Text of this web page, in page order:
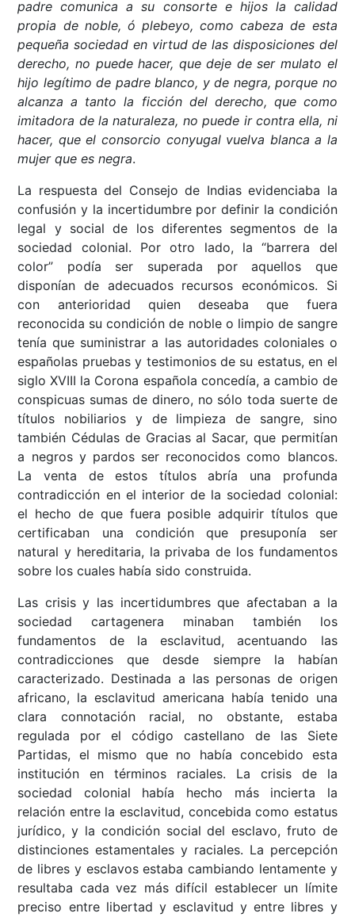
padre comunica a su consorte e hijos la calidad
propia de noble, ó plebeyo, como cabeza de esta
pequeña sociedad en virtud de las disposiciones del
derecho, no puede hacer, que deje de ser mulato el
hijo legítimo de padre blanco, y de negra, porque no
alcanza a tanto la ficción del derecho, que como
imitadora de la naturaleza, no puede ir contra ella, ni
hacer, que el consorcio conyugal vuelva blanca a la
mujer que es negra.
La respuesta del Consejo de Indias evidenciaba la
confusión y la incertidumbre por definir la condición
legal y social de los diferentes segmentos de la
sociedad colonial. Por otro lado, la “barrera del
color” podía ser superada por aquellos que
disponían de adecuados recursos económicos. Si
con anterioridad quien deseaba que fuera
reconocida su condición de noble o limpio de sangre
tenía que suministrar a las autoridades coloniales o
españolas pruebas y testimonios de su estatus, en el
siglo XVIII la Corona española concedía, a cambio de
conspicuas sumas de dinero, no sólo toda suerte de
títulos nobiliarios y de limpieza de sangre, sino
también Cédulas de Gracias al Sacar, que permitían
a negros y pardos ser reconocidos como blancos.
La venta de estos títulos abría una profunda
contradicción en el interior de la sociedad colonial:
el hecho de que fuera posible adquirir títulos que
certificaban una condición que presuponía ser
natural y hereditaria, la privaba de los fundamentos
sobre los cuales había sido construida.
Las crisis y las incertidumbres que afectaban a la
sociedad cartagenera minaban también los
fundamentos de la esclavitud, acentuando las
contradicciones que desde siempre la habían
caracterizado. Destinada a las personas de origen
africano, la esclavitud americana había tenido una
clara connotación racial, no obstante, estaba
regulada por el código castellano de las Siete
Partidas, el mismo que no había concebido esta
institución en términos raciales. La crisis de la
sociedad colonial había hecho más incierta la
relación entre la esclavitud, concebida como estatus
jurídico, y la condición social del esclavo, fruto de
distinciones estamentales y raciales. La percepción
de libres y esclavos estaba cambiando lentamente y
resultaba cada vez más difícil establecer un límite
preciso entre libertad y esclavitud y entre libres y